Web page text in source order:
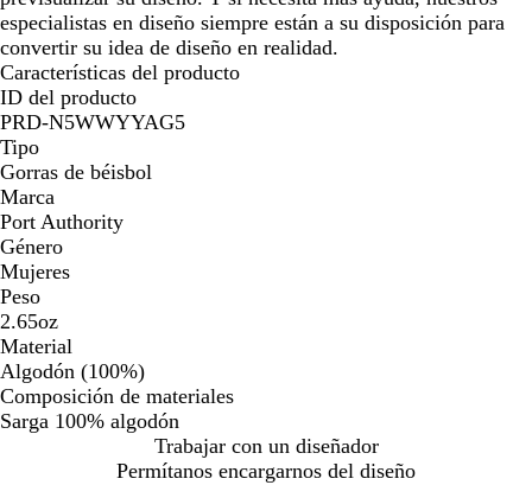
especialistas en diseño siempre están a su disposición para
convertir su idea de diseño en realidad.
Características del producto
ID del producto
PRD-N5WWYYAG5
Tipo
Gorras de béisbol
Marca
Port Authority
Género
Mujeres
Peso
2.65oz
Material
Algodón (100%)
Composición de materiales
Sarga 100% algodón
Trabajar con un diseñador
Permítanos encargarnos del diseño